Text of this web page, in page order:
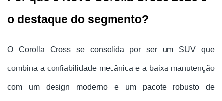
o destaque do segmento?
O Corolla Cross se consolida por ser um SUV que
combina a confiabilidade mecânica e a baixa manutenção
com um design moderno e um pacote robusto de